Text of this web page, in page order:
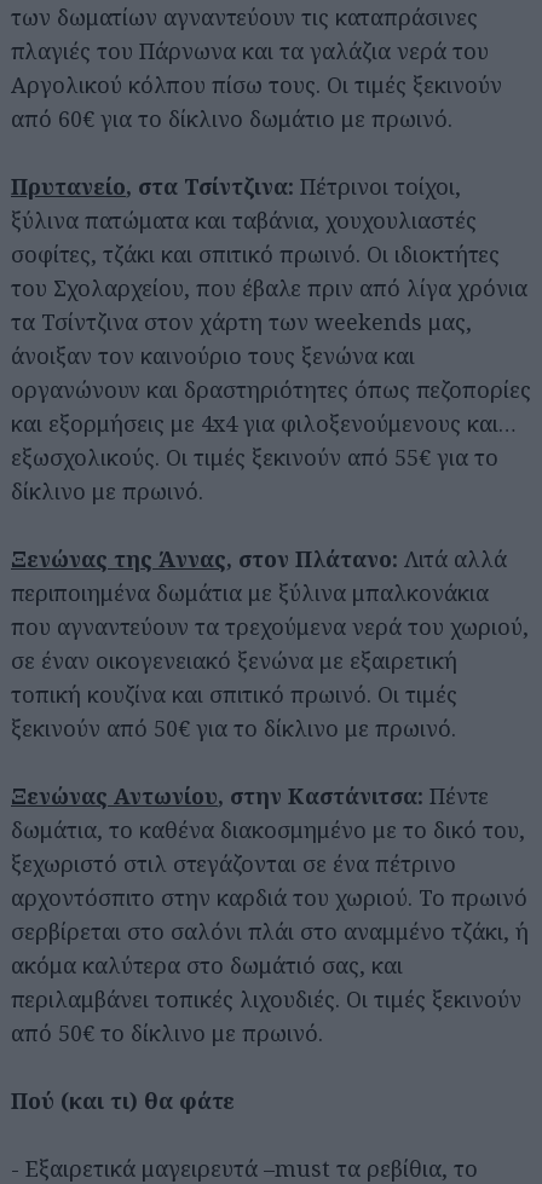
των δωματίων αγναντεύουν τις καταπράσινες
πλαγιές του Πάρνωνα και τα γαλάζια νερά του
Αργολικού κόλπου πίσω τους. Οι τιμές ξεκινούν
από 60€ για το δίκλινο δωμάτιο με πρωινό.
Πρυτανείο, στα Τσίντζινα: Πέτρινοι τοίχοι,
ξύλινα πατώματα και ταβάνια, χουχουλιαστές
σοφίτες, τζάκι και σπιτικό πρωινό. Οι ιδιοκτήτες
του Σχολαρχείου, που έβαλε πριν από λίγα χρόνια
τα Τσίντζινα στον χάρτη των weekends μας,
άνοιξαν τον καινούριο τους ξενώνα και
οργανώνουν και δραστηριότητες όπως πεζοπορίες
και εξορμήσεις με 4x4 για φιλοξενούμενους και…
εξωσχολικούς. Οι τιμές ξεκινούν από 55€ για το
δίκλινο με πρωινό.
Ξενώνας της Άννας, στον Πλάτανο: Λιτά αλλά
περιποιημένα δωμάτια με ξύλινα μπαλκονάκια
που αγναντεύουν τα τρεχούμενα νερά του χωριού,
σε έναν οικογενειακό ξενώνα με εξαιρετική
τοπική κουζίνα και σπιτικό πρωινό. Οι τιμές
ξεκινούν από 50€ για το δίκλινο με πρωινό.
Ξενώνας Αντωνίου, στην Καστάνιτσα: Πέντε
δωμάτια, το καθένα διακοσμημένο με το δικό του,
ξεχωριστό στιλ στεγάζονται σε ένα πέτρινο
αρχοντόσπιτο στην καρδιά του χωριού. Το πρωινό
σερβίρεται στο σαλόνι πλάι στο αναμμένο τζάκι, ή
ακόμα καλύτερα στο δωμάτιό σας, και
περιλαμβάνει τοπικές λιχουδιές. Οι τιμές ξεκινούν
από 50€ το δίκλινο με πρωινό.
Πού (και τι) θα φάτε
- Εξαιρετικά μαγειρευτά –must τα ρεβίθια, το